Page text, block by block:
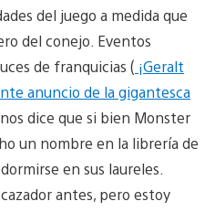
del juego a medida que
del conejo. Eventos
de franquicias ( ¡Geralt
anuncio de la gigantesca
nos dice que si bien Monster
un nombre en la librería de
en sus laureles.
antes, pero estoy